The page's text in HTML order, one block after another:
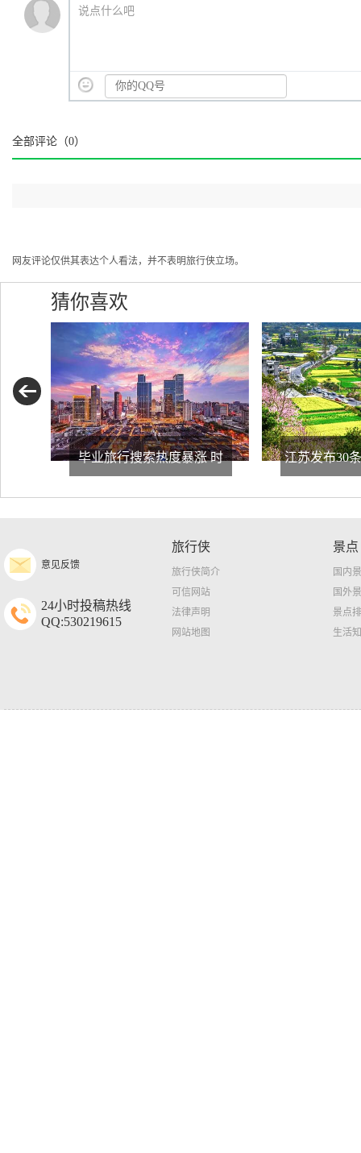
说点什么吧
全部评论（0）
网友评论仅供其表达个人看法，并不表明旅行侠立场。
猜你喜欢
毕业旅行搜索热度暴涨 时 江苏发布30
意见反馈
24小时投稿热线
QQ:530219615
旅行侠
旅行侠简介
可信网站
法律声明
网站地图
景点
国内
国外
景点
生活